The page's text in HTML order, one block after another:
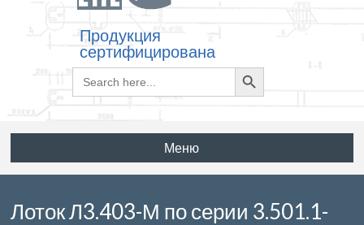
Продукция
сертифицирована
Search
for:
Search
Button
Меню
Лоток Л3.403-М по серии 3.501.1-